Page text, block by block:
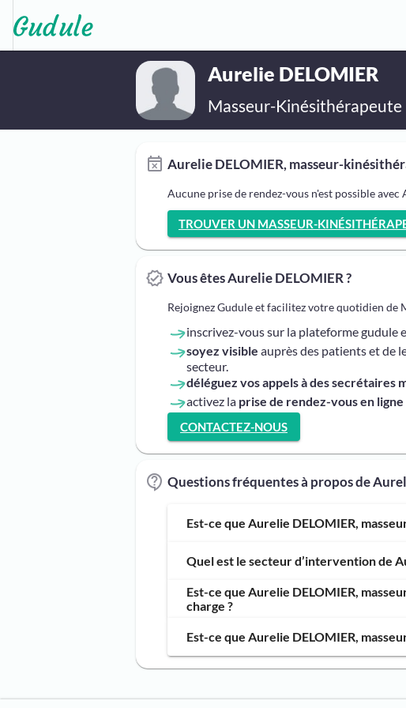
Aurelie DELOMIER
Masseur-Kinésithérapeute
Aurelie DELOMIER, masseur-
Aucune prise de rendez-vous n'est possible
TROUVER UN MASSEUR-
Vous êtes Aurelie DELOMIER ?
Rejoignez Gudule et facilitez votre quotidien de
inscrivez-vous sur la plateforme gudule
soyez visible auprès des patients et de
secteur.
déléguez vos appels à des secrétaires
activez la prise de rendez-vous en ligne
CONTACTEZ-NOUS
Questions fréquentes à propos de
Est-ce que Aurelie DELOMIER,
Quel est le secteur d’intervention de
Est-ce que Aurelie DELOMIER,
charge ?
Est-ce que Aurelie DELOMIER,